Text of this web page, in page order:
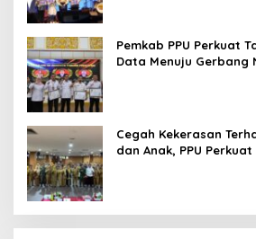
Pemkab PPU Perkuat
Data Menuju Gerbang
Cegah Kekerasan
dan Anak, PPU